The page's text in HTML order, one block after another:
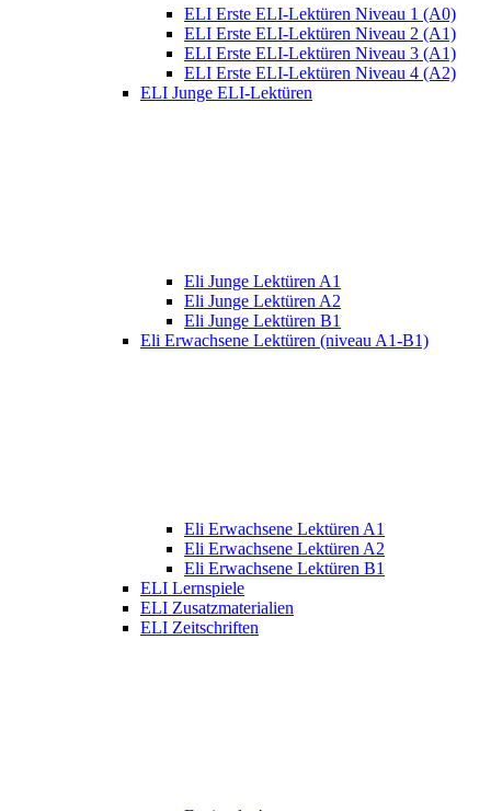
ELI Erste ELI-Lektüren Niveau 1 (A0)
ELI Erste ELI-Lektüren Niveau 2 (A1)
ELI Erste ELI-Lektüren Niveau 3 (A1)
ELI Erste ELI-Lektüren Niveau 4 (A2)
ELI Junge ELI-Lektüren
Eli Junge Lektüren A1
Eli Junge Lektüren A2
Eli Junge Lektüren B1
Eli Erwachsene Lektüren (niveau A1-B1)
Eli Erwachsene Lektüren A1
Eli Erwachsene Lektüren A2
Eli Erwachsene Lektüren B1
ELI Lernspiele
ELI Zusatzmaterialien
ELI Zeitschriften